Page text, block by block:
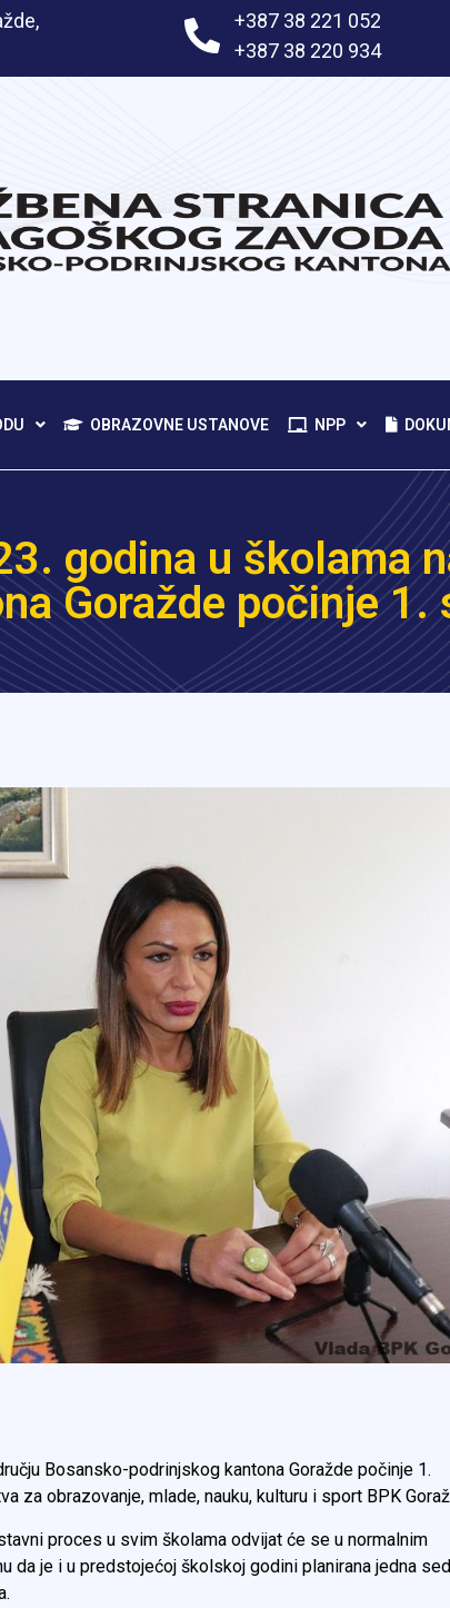
+387 38 221 052
+387 38 220 934
OBRAZOVNE USTANOVE NPP
godina u školama
Goražde počinje 1.
Bosansko-podrinjskog kantona Goražde počinje 1.
za obrazovanje, mlade, nauku, kulturu i sport BPK
proces u svim školama odvijat će se u normalnim
da je i u predstojećoj školskoj godini planirana jedna